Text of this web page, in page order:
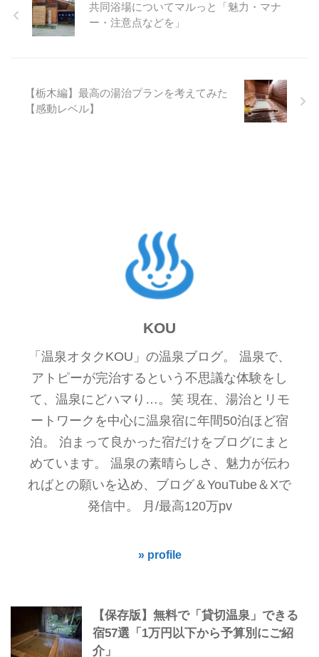
共同浴場についてマルっと「魅力・マナ
ー・注意点などを」
【栃木編】最高の湯治プランを考えてみた
【感動レベル】
KOU
「温泉オタクKOU」の温泉ブログ。 温泉で、
アトピーが完治するという不思議な体験をし
て、温泉にどハマり…。笑 現在、湯治とリモ
ートワークを中心に温泉宿に年間50泊ほど宿
泊。 泊まって良かった宿だけをブログにまと
めています。 温泉の素晴らしさ、魅力が伝わ
ればとの願いを込め、ブログ＆YouTube＆Xで
発信中。 月/最高120万pv
» profile
【保存版】無料で「貸切温泉」できる
宿57選「1万円以下から予算別にご紹
介」